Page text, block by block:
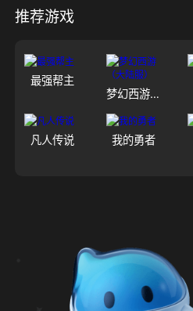
推荐游戏
最强帮主
梦幻西游（大陆服）
凡人传说 我的勇者